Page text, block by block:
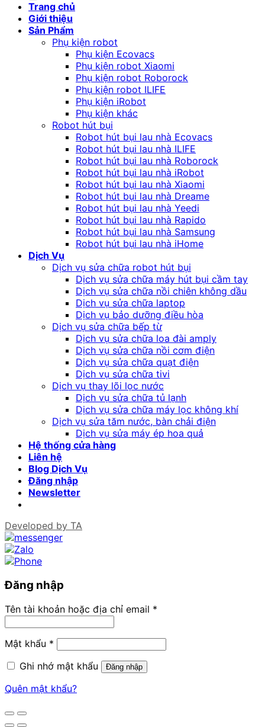
Trang chủ
Giới thiệu
Sản Phẩm
Phụ kiện robot
Phụ kiện Ecovacs
Phụ kiện robot Xiaomi
Phụ kiện robot Roborock
Phụ kiện robot ILIFE
Phụ kiện iRobot
Phụ kiện khác
Robot hút bụi
Robot hút bụi lau nhà Ecovacs
Robot hút bụi lau nhà ILIFE
Robot hút bụi lau nhà Roborock
Robot hút bụi lau nhà iRobot
Robot hút bụi lau nhà Xiaomi
Robot hút bụi lau nhà Dreame
Robot hút bụi lau nhà Yeedi
Robot hút bụi lau nhà Rapido
Robot hút bụi lau nhà Samsung
Robot hút bụi lau nhà iHome
Dịch Vụ
Dịch vụ sửa chữa robot hút bụi
Dịch vụ sửa chữa máy hút bụi cầm tay
Dịch vụ sửa chữa nồi chiên không dầu
Dịch vụ sửa chữa laptop
Dịch vụ bảo dưỡng điều hòa
Dịch vụ sửa chữa bếp từ
Dịch vụ sửa chữa loa đài amply
Dịch vụ sửa chữa nồi cơm điện
Dịch vụ sửa chữa quạt điện
Dịch vụ sửa chữa tivi
Dịch vụ thay lõi lọc nước
Dịch vụ sửa chữa tủ lạnh
Dịch vụ sửa chữa máy lọc không khí
Dịch vụ sửa tăm nước, bàn chải điện
Dịch vụ sửa máy ép hoa quả
Hệ thống cửa hàng
Liên hệ
Blog Dịch Vụ
Đăng nhập
Newsletter
Developed by TA
Đăng nhập
Tên tài khoản hoặc địa chỉ email *
Mật khẩu *
Ghi nhớ mật khẩu
Đăng nhập
Quên mật khẩu?